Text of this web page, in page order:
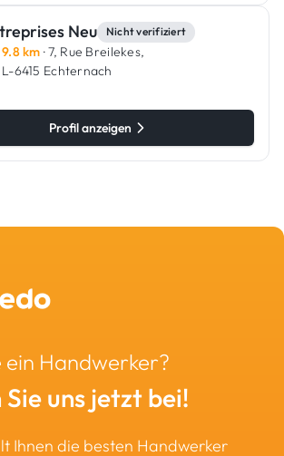
Neu Nicht verifiziert
9.8 km · 7, Rue Breilekes,
L-6415 Echternach
Profil anzeigen
ein Handwerker?
uns jetzt bei!
Ihnen die besten Handwerker